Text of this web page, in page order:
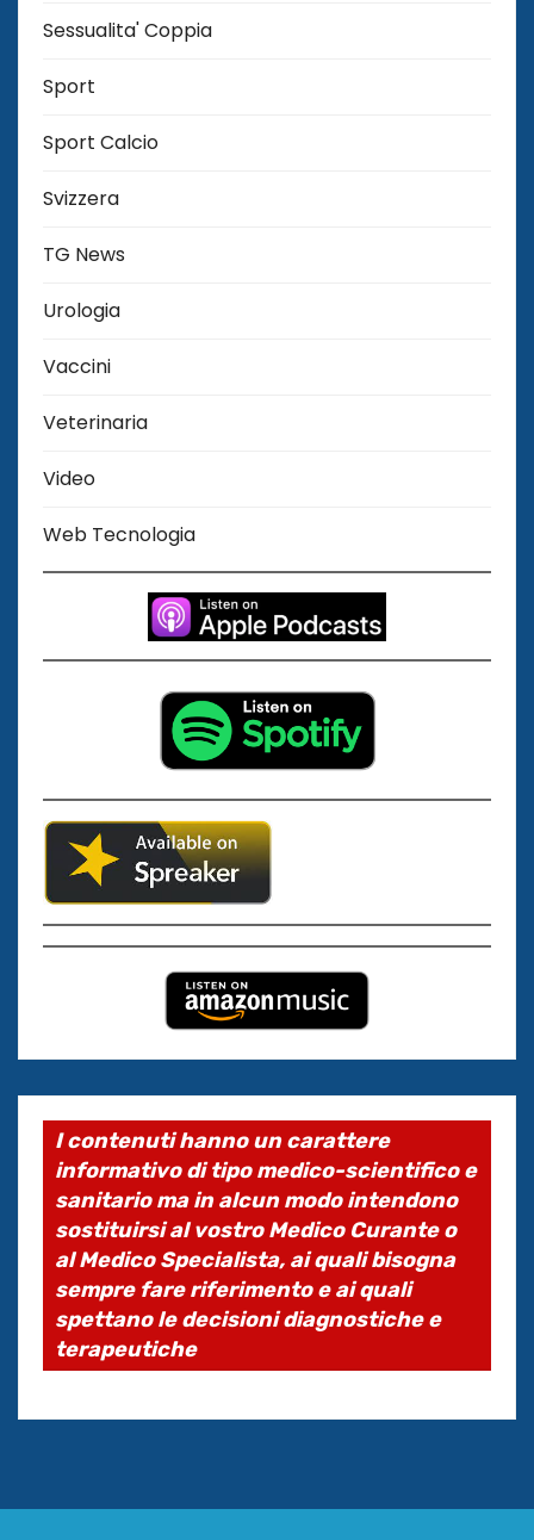
Sessualita' Coppia
Sport
Sport Calcio
Svizzera
TG News
Urologia
Vaccini
Veterinaria
Video
Web Tecnologia
I contenuti hanno un carattere
informativo di tipo medico-scientifico e
sanitario ma in alcun modo intendono
sostituirsi al vostro Medico Curante o
al Medico Specialista, ai quali bisogna
sempre fare riferimento e ai quali
spettano le decisioni diagnostiche e
terapeutiche